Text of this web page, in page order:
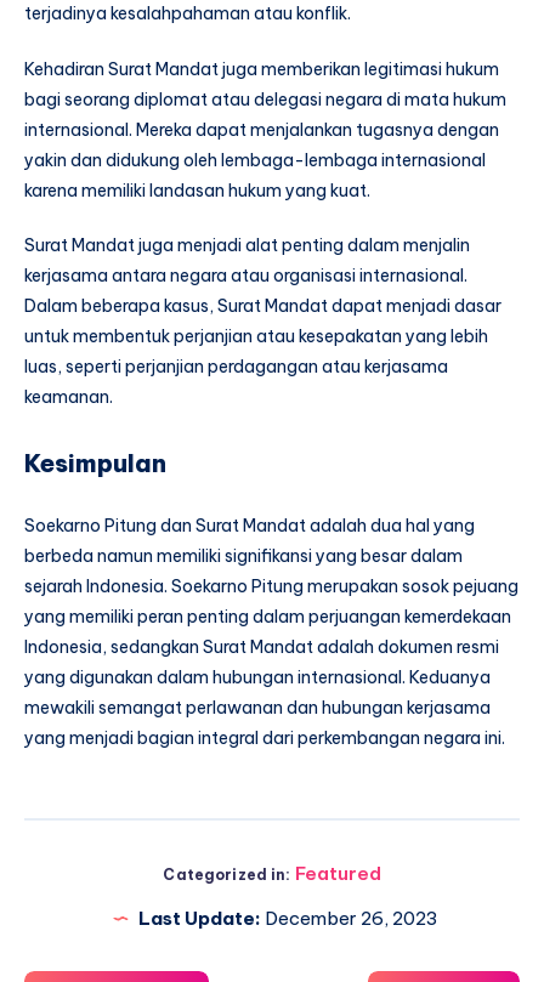
terjadinya kesalahpahaman atau konflik.
Kehadiran Surat Mandat juga memberikan legitimasi hukum
bagi seorang diplomat atau delegasi negara di mata hukum
internasional. Mereka dapat menjalankan tugasnya dengan
yakin dan didukung oleh lembaga-lembaga internasional
karena memiliki landasan hukum yang kuat.
Surat Mandat juga menjadi alat penting dalam menjalin
kerjasama antara negara atau organisasi internasional.
Dalam beberapa kasus, Surat Mandat dapat menjadi dasar
untuk membentuk perjanjian atau kesepakatan yang lebih
luas, seperti perjanjian perdagangan atau kerjasama
keamanan.
Kesimpulan
Soekarno Pitung dan Surat Mandat adalah dua hal yang
berbeda namun memiliki signifikansi yang besar dalam
sejarah Indonesia. Soekarno Pitung merupakan sosok pejuang
yang memiliki peran penting dalam perjuangan kemerdekaan
Indonesia, sedangkan Surat Mandat adalah dokumen resmi
yang digunakan dalam hubungan internasional. Keduanya
mewakili semangat perlawanan dan hubungan kerjasama
yang menjadi bagian integral dari perkembangan negara ini.
Categorized in: Featured
Last Update: December 26, 2023